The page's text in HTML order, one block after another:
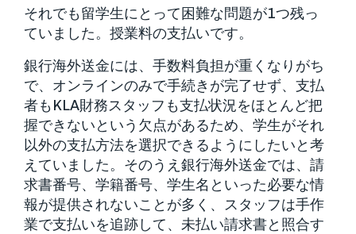
それでも留学生にとって困難な問題が1つ残っ
ていました。授業料の支払いです。
銀行海外送金には、手数料負担が重くなりがち
で、オンラインのみで手続きが完了せず、支払
者もKLA財務スタッフも支払状況をほとんど把
握できないという欠点があるため、学生がそれ
以外の支払方法を選択できるようにしたいと考
えていました。そのうえ銀行海外送金では、請
求書番号、学籍番号、学生名といった必要な情
報が提供されないことが多く、スタッフは手作
業で支払いを追跡して、未払い請求書と照合す